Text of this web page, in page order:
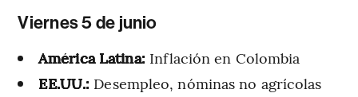
Viernes 5 de junio
América Latina: Inflación en Colombia
EE.UU.: Desempleo, nóminas no agrícolas